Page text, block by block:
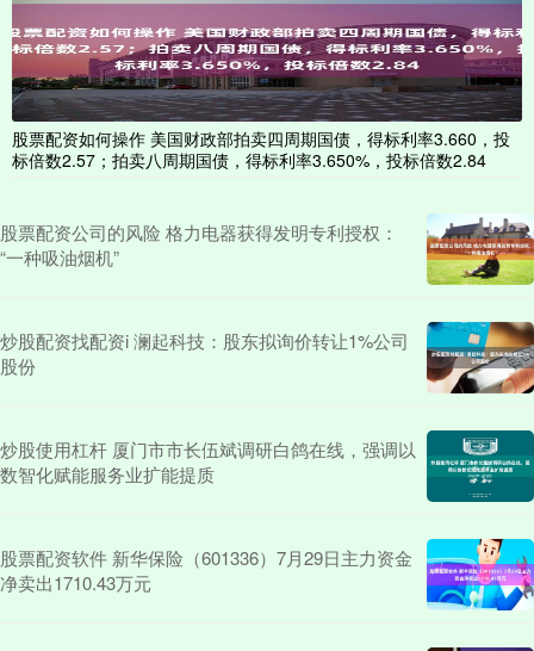
股票配资如何操作 美国财政部拍卖四周期国债，得标利率3.660，投
标倍数2.57；拍卖八周期国债，得标利率3.650%，投标倍数2.84
股票配资公司的风险 格力电器获得发明专利授权：
“一种吸油烟机”
炒股配资找配资i 澜起科技：股东拟询价转让1%公司
股份
炒股使用杠杆 厦门市市长伍斌调研白鸽在线，强调以
数智化赋能服务业扩能提质
股票配资软件 新华保险（601336）7月29日主力资金
净卖出1710.43万元